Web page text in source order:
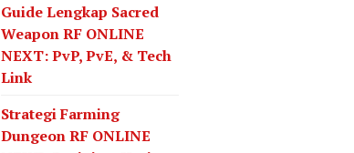
Guide Lengkap Sacred
Weapon RF ONLINE
NEXT: PvP, PvE, & Tech
Link
Strategi Farming
Dungeon RF ONLINE